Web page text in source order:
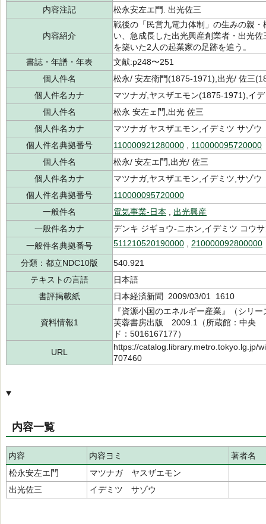
内容注記
松永安左エ門. 出光佐三
内容紹介
戦後の「民営九電力体制」の生みの親
い、急成長した出光興産創業者・出光
を築いた2人の起業家の足跡を追う。
書誌・年譜・年表
文献:p248〜251
個人件名
松永/ 安左衛門(1875-1971),出光/ 佐三
個人件名カナ
マツナガ,ヤスザエモン(1875-1971),イ
個人件名
松永 安左ェ門,出光 佐三
個人件名カナ
マツナガ ヤスザエモン,イデミツ サゾウ
個人件名典拠番号
110000921280000
110000095720000
個人件名
松永/ 安左エ門,出光/ 佐三
個人件名カナ
マツナガ,ヤスザエモン,イデミツ,サゾウ
個人件名典拠番号
110000095720000
一般件名
電気事業-日本
出光興産
一般件名カナ
デンキ ジギョウ-ニホン,イデミツ コウ
一般件名典拠番号
511210520190000 210000092800000
分類：都立NDC10版
540.921
テキストの言語
日本語
書評掲載紙
日本経済新聞 2009/03/01 1610
資料情報1
『資源小国のエネルギー産業』（シ
芙蓉書房出版 2009.1（所蔵館：中
ド：5016167177）
URL
https://catalog.library.metro.tokyo.lg.jp/
707460
内容一覧
内容 内容ヨミ
著者名
松永安左エ門
マツナガ ヤスザエモン
出光佐三
イデミツ サゾウ